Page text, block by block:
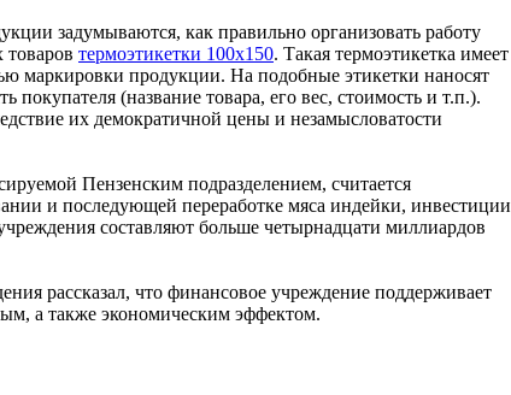
задумываются, как правильно организовать работу
термоэтикетки 100х150. Такая термоэтикетка имеет
маркировки продукции. На подобные этикетки наносят
покупателя (название товара, его вес, стоимость и т.п.).
их демократичной цены и незамысловатости
Пензенским подразделением, считается
и последующей переработке мяса индейки, инвестиции
составляют больше четырнадцати миллиардов
рассказал, что финансовое учреждение поддерживает
а также экономическим эффектом.